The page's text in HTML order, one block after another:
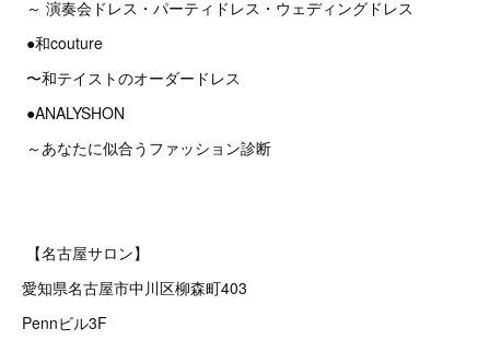
～ 演奏会ドレス・パーティドレス・ウェディングドレス
●和couture
〜和テイストのオーダードレス
●ANALYSHON
～あなたに似合うファッション診断
【名古屋サロン】
愛知県名古屋市中川区柳森町403
Pennビル3F